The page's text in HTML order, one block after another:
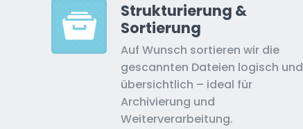
Strukturierung &
Sortierung
Auf Wunsch sortieren wir die
gescannten Dateien logisch und
übersichtlich – ideal für
Archivierung und
Weiterverarbeitung.